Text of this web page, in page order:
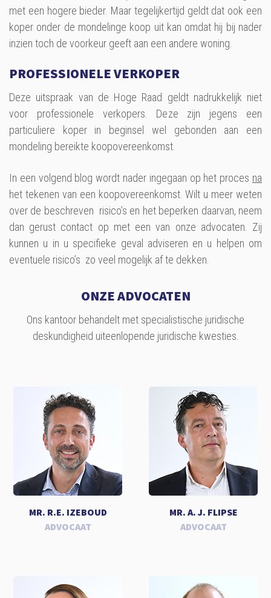
met een hogere bieder. Maar tegelijkertijd geldt dat ook een
koper onder de mondelinge koop uit kan omdat hij bij nader
inzien toch de voorkeur geeft aan een andere woning.
PROFESSIONELE VERKOPER
Deze uitspraak van de Hoge Raad geldt nadrukkelijk niet
voor professionele verkopers. Deze zijn jegens een
particuliere koper in beginsel wel gebonden aan een
mondeling bereikte koopovereenkomst.
In een volgend blog wordt nader ingegaan op het proces na
het tekenen van een koopovereenkomst. Wilt u meer weten
over de beschreven risico’s en het beperken daarvan, neem
dan gerust contact op met een van onze advocaten. Zij
kunnen u in u specifieke geval adviseren en u helpen om
eventuele risico’s zo veel mogelijk af te dekken.
ONZE ADVOCATEN
Ons kantoor behandelt met specialistische juridische
deskundigheid uiteenlopende juridische kwesties.
MR. R.E. IZEBOUD
ADVOCAAT
MR. A. J. FLIPSE
ADVOCAAT